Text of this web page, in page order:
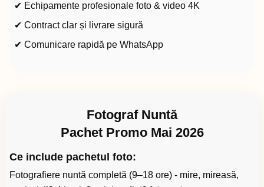
✔ Echipamente profesionale foto & video 4K
✔ Contract clar și livrare sigură
✔ Comunicare rapidă pe WhatsApp
Fotograf Nuntă
Pachet Promo Mai 2026
Ce include pachetul foto:
Fotografiere nuntă completă (9–18 ore) - mire, mireasă,